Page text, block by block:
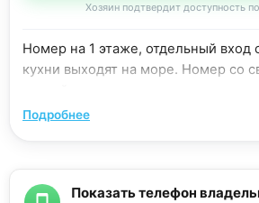
Хозяин подтвердит доступность
Номер на 1 этаже, отдельный вход
кухни выходят на море. Номер со
отдельно комната-кухня и
Подробнее
Показать телефон